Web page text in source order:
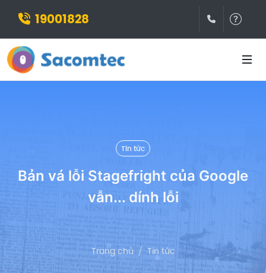
19001828
Tin tức
Bản vá lỗi Stagefright của Google
vẫn... dính lỗi
Trang chủ Tin tức